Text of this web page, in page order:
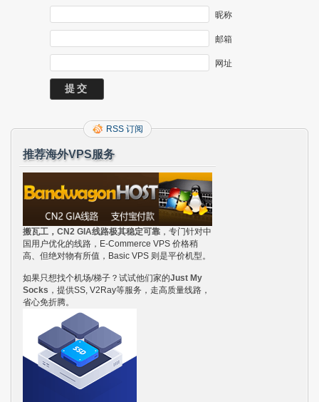
昵称
邮箱
网址
RSS 订阅
推荐海外VPS服务
搬瓦工，CN2 GIA线路极其稳定可靠 ，专门针对中
国用户优化的线路，E-Commerce VPS 价格稍
高、但绝对物有所值，Basic VPS 则是平价机型。
如果只想找个机场/梯子？试试他们家的Just My
Socks ，提供SS, V2Ray等服务，走高质量线路，
省心免折腾。